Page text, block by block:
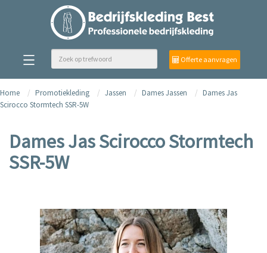
Offerte aanvragen
Home Promotiekleding Jassen Dames Jassen
Dames Jas
Scirocco Stormtech SSR-5W
Dames Jas Scirocco Stormtech
SSR-5W